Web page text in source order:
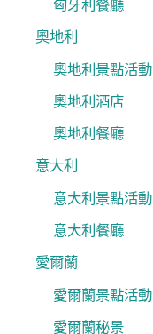
匈牙利餐廳
奧地利
奧地利景點活動
奧地利酒店
奧地利餐廳
意大利
意大利景點活動
意大利餐廳
愛爾蘭
愛爾蘭景點活動
愛爾蘭秘景